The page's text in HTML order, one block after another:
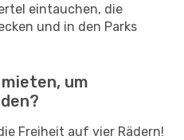
eintauchen, die
und in den Parks
um
Freiheit auf vier Rädern!